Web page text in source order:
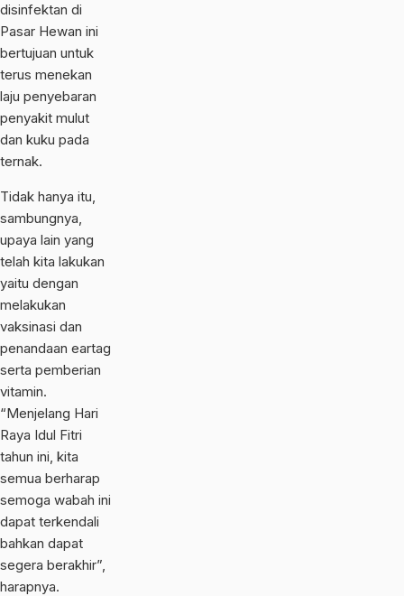
disinfektan di
Pasar Hewan ini
bertujuan untuk
terus menekan
laju penyebaran
penyakit mulut
dan kuku pada
ternak.
Tidak hanya itu,
sambungnya,
upaya lain yang
telah kita lakukan
yaitu dengan
melakukan
vaksinasi dan
penandaan eartag
serta pemberian
vitamin.
“Menjelang Hari
Raya Idul Fitri
tahun ini, kita
semua berharap
semoga wabah ini
dapat terkendali
bahkan dapat
segera berakhir”,
harapnya.